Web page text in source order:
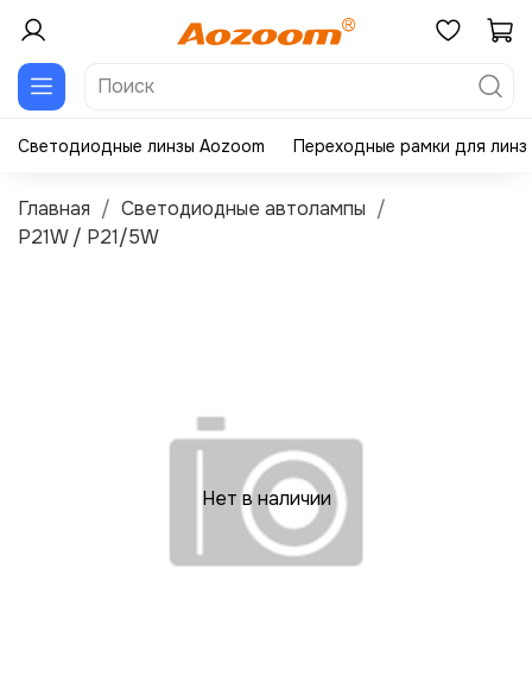
Светодиодные линзы Aozoom Переходные рамки для линз
Главная
Светодиодные автолампы
P21W / P21/5W
Нет в наличии